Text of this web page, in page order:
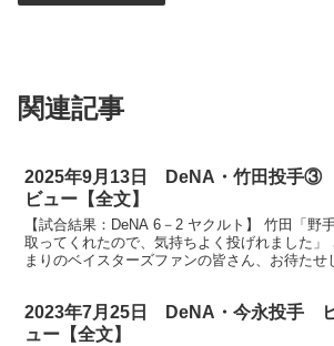
関連記事
2025年9月13日 DeNA・竹田投手③
ビュー【全文】
【試合結果：DeNA 6－2 ヤクルト】 竹田「野
取ってくれたので、気持ちよく投げれました」
まりのベイスターズファンの皆さん、お待たせ
2023年7月25日 DeNA・今永投手
ュー【全文】